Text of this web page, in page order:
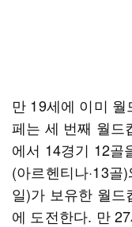
만 19세에 이미 월
페는 세 번째 월드
에서 14경기 12골
(아르헨티나·13
일)가 보유한 월드
에 도전한다. 만